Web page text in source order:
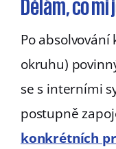
Dělám, co mi
Po absolvování
okruhu)
se s interními
postupně
konkrétních